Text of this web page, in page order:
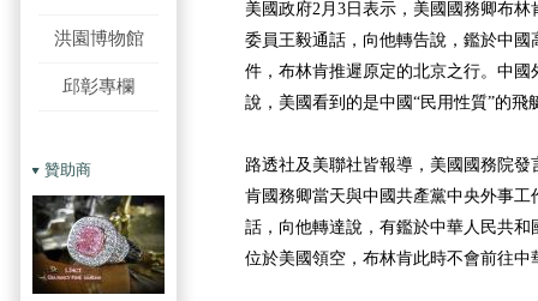
洪園博物館
邱彰專欄
贊助商
美國政府2月3日表示，美國國務卿布
委員王毅通話，向他轉告說，鑑於中
件，布林肯推遲原定的北京之行。中
說，美國看到的是中國“民用性質”的飛
路透社及美聯社皆報導，美國國務院
肯國務卿當天與中國共產黨中央外事
話，向他轉達說，有鑑於中華人民共
位於美國領空，布林肯此時不會前往中